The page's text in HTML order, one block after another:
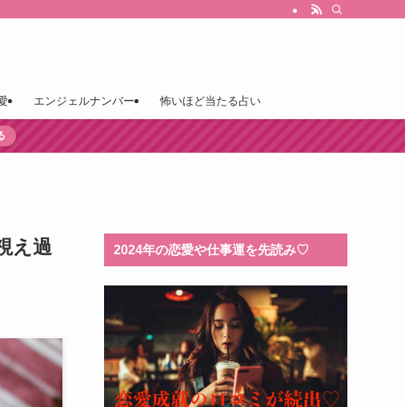
エンジェルナンバー 怖いほど当たる占い
え過
2024年の恋愛や仕事運を先読み♡